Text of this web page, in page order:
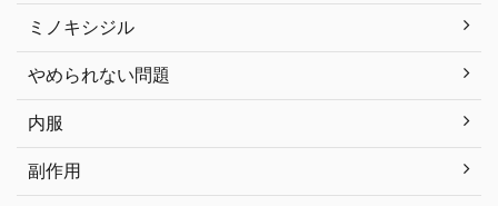
ミノキシジル
やめられない問題
内服
副作用